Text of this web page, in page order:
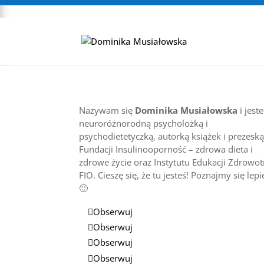
Nazywam się Dominika Musiałowska i
neuroróżnorodną psycholożką i
psychodietetyczką, autorką książek i prezeską
Fundacji Insulinooporność – zdrowa dieta i
zdrowe życie oraz Instytutu Edukacji
FIO. Cieszę się, że tu jesteś! Poznajmy się
🙂
Obserwuj
Obserwuj
Obserwuj
Obserwuj